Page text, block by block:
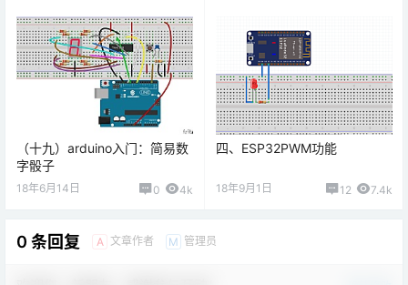
（十九）arduino入门：简易数
字骰子
18年6月14日 0 4k
四、ESP32PWM功能
18年9月1日 12 7.4k
0 条回复 A 文章作者 M 管理员